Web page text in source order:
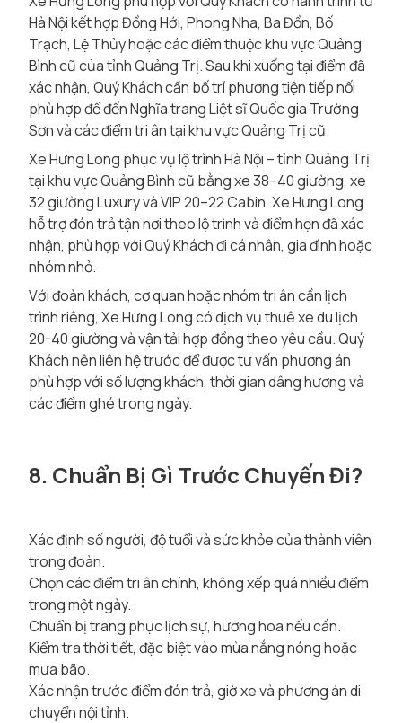
Hà Nội kết hợp Đồng Hới, Phong Nha, Ba Đồn, Bố
Trạch, Lệ Thủy hoặc các điểm thuộc khu vực Quảng
Bình cũ của tỉnh Quảng Trị. Sau khi xuống tại điểm đã
xác nhận, Quý Khách cần bố trí phương tiện tiếp nối
phù hợp để đến Nghĩa trang Liệt sĩ Quốc gia Trường
Sơn và các điểm tri ân tại khu vực Quảng Trị cũ.
Xe Hưng Long phục vụ lộ trình Hà Nội – tỉnh Quảng Trị
tại khu vực Quảng Bình cũ bằng xe 38–40 giường, xe
32 giường Luxury và VIP 20–22 Cabin. Xe Hưng Long
hỗ trợ đón trả tận nơi theo lộ trình và điểm hẹn đã xác
nhận, phù hợp với Quý Khách đi cá nhân, gia đình hoặc
nhóm nhỏ.
Với đoàn khách, cơ quan hoặc nhóm tri ân cần lịch
trình riêng, Xe Hưng Long có dịch vụ thuê xe du lịch
20-40 giường và vận tải hợp đồng theo yêu cầu. Quý
Khách nên liên hệ trước để được tư vấn phương án
phù hợp với số lượng khách, thời gian dâng hương và
các điểm ghé trong ngày.
8. Chuẩn Bị Gì Trước Chuyến Đi?
Xác định số người, độ tuổi và sức khỏe của thành viên
trong đoàn.
Chọn các điểm tri ân chính, không xếp quá nhiều điểm
trong một ngày.
Chuẩn bị trang phục lịch sự, hương hoa nếu cần.
Kiểm tra thời tiết, đặc biệt vào mùa nắng nóng hoặc
mưa bão.
Xác nhận trước điểm đón trả, giờ xe và phương án di
chuyển nội tỉnh.